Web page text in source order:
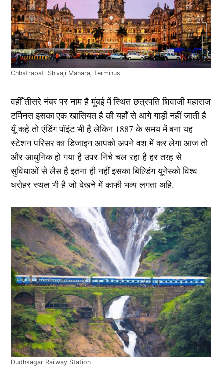
Chhatrapati Shivaji Maharaj Terminus
वहीँ तीसरे नंबर पर नाम है मुंबई में स्थित छत्रपति शिवाजी महाराज
टर्मिनस इसका एक खासियत है की यहाँ से आगे गाड़ी नहीं जाती है
यूँ कहे तो एंडिंग पॉइंट भी है लेकिन 1887 के समय में बना यह
स्टेशन परिसर का डिजाइन आपको अपने वश में कर लेगा आज तो
और आधुनिक हो गया है उपर-निचे चल रहा है हर तरह से
सुविधाओं से लैस है इतना ही नहीं इसका बिल्डिंग यूनेस्को विश्व
धरोहर स्थल भी है जो देखने में काफी भव्य लगता अहि.
Dudhsagar Railway Station